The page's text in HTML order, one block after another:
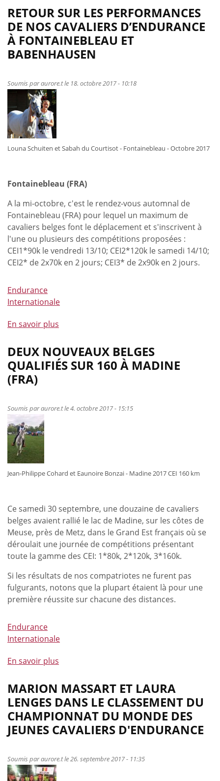
RETOUR SUR LES PERFORMANCES
DE NOS CAVALIERS D’ENDURANCE
À FONTAINEBLEAU ET
BABENHAUSEN
Soumis paraurore.tle 18. octobre 2017 - 10:18
Louna Schuiten et Sabah du Courtisot - Fontainebleau - Octobre 2017
Fontainebleau (FRA)
A la mi-octobre, c'est le rendez-vous automnal de
Fontainebleau (FRA) pour lequel un maximum de
cavaliers belges font le déplacement et s'inscrivent à
l'une ou plusieurs des compétitions proposées :
CEI1*90k le vendredi 13/10; CEI2*120k le samedi 14/10;
CEI2* de 2x70k en 2 jours; CEI3* de 2x90k en 2 jours.
Endurance
Internationale
En savoir plus
de
Retour
sur
de
et
DEUX NOUVEAUX BELGES
QUALIFIÉS SUR 160 À MADINE
(FRA)
Soumis paraurore.tle 4. octobre 2017 - 15:15
Jean-Philippe Cohard et Eaunoire Bonzai - Madine 2017 CEI 160 km
Ce samedi 30 septembre, une douzaine de cavaliers
belges avaient rallié le lac de Madine, sur les côtes de
Meuse, près de Metz, dans le Grand Est français où se
déroulait une journée de compétitions présentant
toute la gamme des CEI: 1*80k, 2*120k, 3*160k.
Si les résultats de nos compatriotes ne furent pas
fulgurants, notons que la plupart étaient là pour une
première réussite sur chacune des distances.
Endurance
Internationale
En savoir plus
de
Deux
nouveaux
belges
qualifiés
160
MARION MASSART ET LAURA
LENGES DANS LE CLASSEMENT DU
CHAMPIONNAT DU MONDE DES
JEUNES CAVALIERS D'ENDURANCE
Soumis paraurore.tle 26. septembre 2017 - 11:35